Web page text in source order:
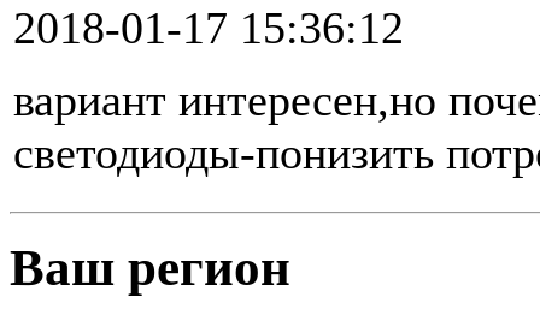
2018-01-17 15:36:12
вариант интересен,но
светодиоды-понизить
Ваш регион